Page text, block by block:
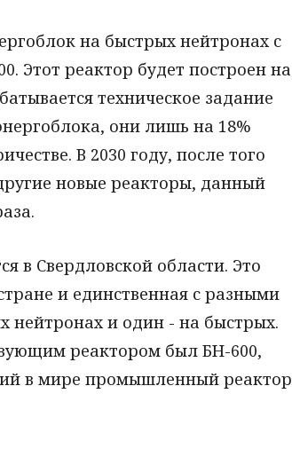
на быстрых нейтронах с
Этот реактор будет построен на
техническое задание
они лишь на 18%
В 2030 году, после того
новые реакторы, данный
в Свердловской области. Это
и единственная с разными
нейтронах и один - на быстрых.
реактором был БН-600,
в мире промышленный реактор